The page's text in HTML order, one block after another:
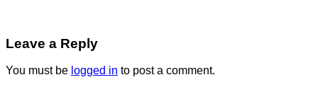
Leave a Reply
You must be logged in to post a comment.